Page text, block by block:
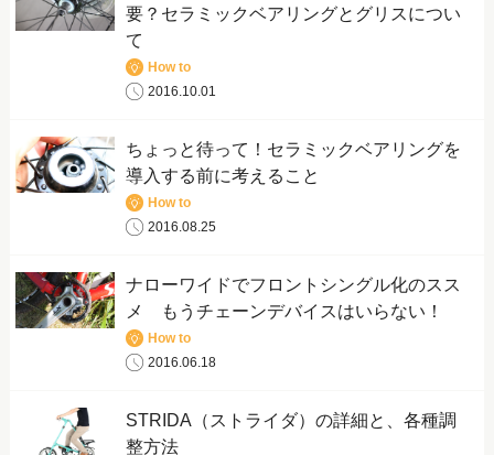
要？セラミックベアリングとグリスについ
て
How to
2016.10.01
ちょっと待って！セラミックベアリングを
導入する前に考えること
How to
2016.08.25
ナローワイドでフロントシングル化のスス
メ もうチェーンデバイスはいらない！
How to
2016.06.18
STRIDA（ストライダ）の詳細と、各種調
整方法